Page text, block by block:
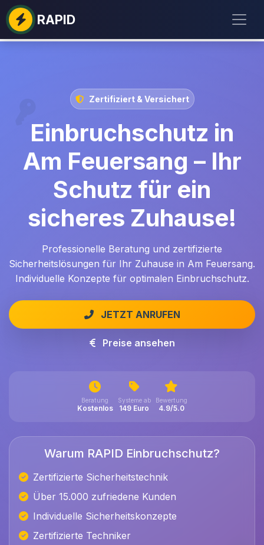
RAPID
Zertifiziert & Versichert
Einbruchschutz in
Am Feuersang – Ihr
Schutz für ein
sicheres Zuhause!
Professionelle Beratung und zertifizierte
Sicherheitslösungen für Ihr Zuhause in Am Feuersang.
Individuelle Konzepte für optimalen Einbruchschutz.
JETZT ANRUFEN
Preise ansehen
Beratung
Kostenlos
Systeme ab
149 Euro
Bewertung
4.9/5.0
Warum RAPID Einbruchschutz?
Zertifizierte Sicherheitstechnik
Über 15.000 zufriedene Kunden
Individuelle Sicherheitskonzepte
Zertifizierte Techniker